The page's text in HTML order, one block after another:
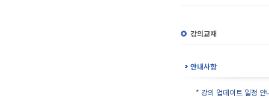
강의교재
안내사항
* 강의 업데이트 일정 안